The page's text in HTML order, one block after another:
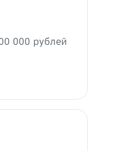
000 рублей